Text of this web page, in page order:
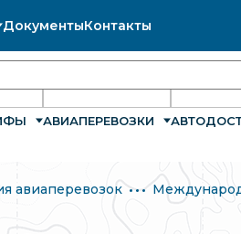
ДокументыКонтакты
АВИАПЕРЕВОЗКИ
авиаперевозок